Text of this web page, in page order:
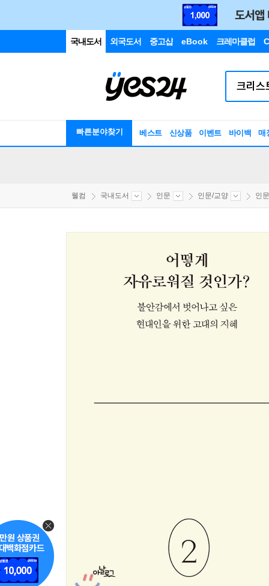
국내도서 외국도서 중고샵 eBook 크레마클럽
빠른분야찾기 베스트 신상품 이벤트 바이백 매
웰컴 국내도서 인문 인문/교양 인